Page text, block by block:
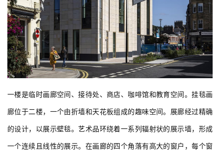
一楼是临时画廊空间、接待处、商店、咖啡馆和教育空间。挂毯画
廊位于二楼，一个由折墙和天花板组成的趣味空间。展廊经过精确
的设计，以展示壁毯。艺术品环绕着一系列辐射状的展示墙，形成
一个连续且线性的展示。在画廊的四个角落有高大的窗户，每个窗